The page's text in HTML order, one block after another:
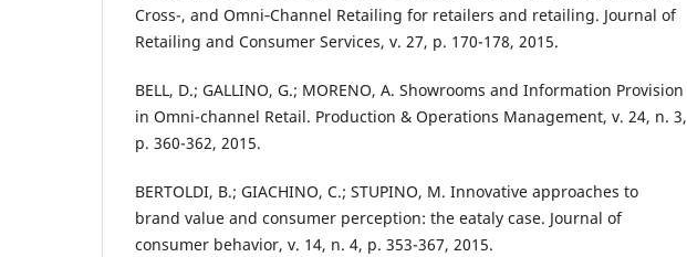
Cross-, and Omni‐Channel Retailing for retailers and retailing. Journal of
Retailing and Consumer Services, v. 27, p. 170-178, 2015.
BELL, D.; GALLINO, G.; MORENO, A. Showrooms and Information Provision
in Omni-channel Retail. Production & Operations Management, v. 24, n. 3,
p. 360-362, 2015.
BERTOLDI, B.; GIACHINO, C.; STUPINO, M. Innovative approaches to
brand value and consumer perception: the eataly case. Journal of
consumer behavior, v. 14, n. 4, p. 353-367, 2015.